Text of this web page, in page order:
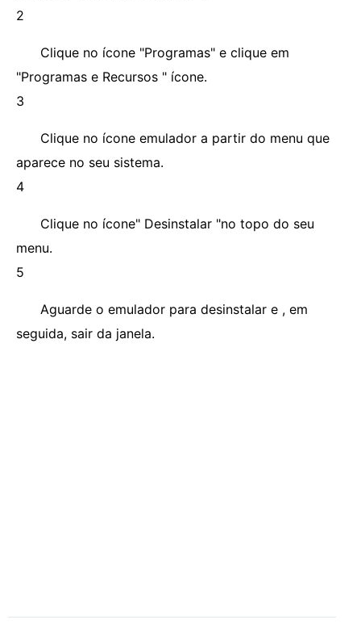
2
Clique no ícone "Programas" e clique em
"Programas e Recursos " ícone.
3
Clique no ícone emulador a partir do menu que
aparece no seu sistema.
4
Clique no ícone" Desinstalar "no topo do seu
menu.
5
Aguarde o emulador para desinstalar e , em
seguida, sair da janela.